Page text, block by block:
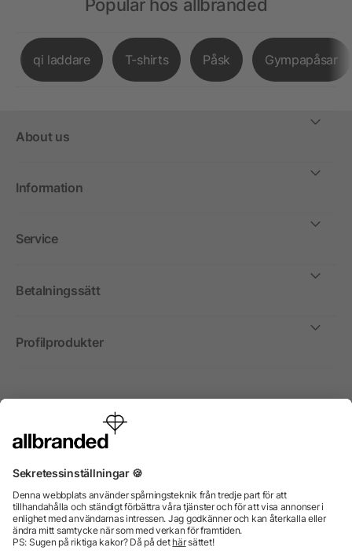
Populär hos allbranded
qi laddare T-shirts Påsk Gympapåsar
About us
Information
Service
Betalningssätt
Profilprodukter
Internationellt